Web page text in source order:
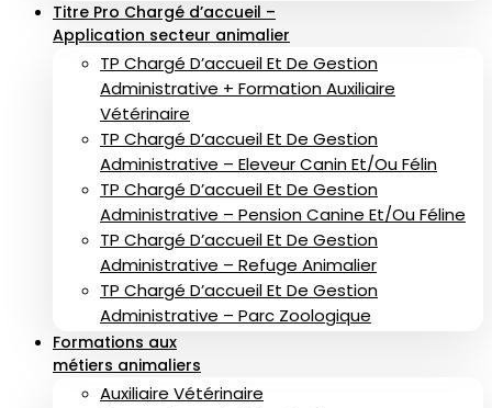
Titre Pro Chargé d’accueil –
Application secteur animalier
TP Chargé D’accueil Et De Gestion
Administrative + Formation Auxiliaire
Vétérinaire
TP Chargé D’accueil Et De Gestion
Administrative – Eleveur Canin Et/ou Félin
TP Chargé D’accueil Et De Gestion
Administrative – Pension Canine Et/ou Féline
TP Chargé D’accueil Et De Gestion
Administrative – Refuge Animalier
TP Chargé D’accueil Et De Gestion
Administrative – Parc Zoologique
Formations aux
métiers animaliers
Auxiliaire Vétérinaire